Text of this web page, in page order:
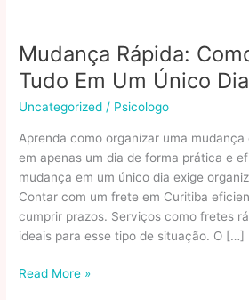
Mudança Rápida:
Tudo Em Um Único Dia
Uncategorized / Psicologo
Aprenda como organizar uma
em apenas um dia de forma prática e
mudança em um único dia exige
Contar com um frete em Curitiba
cumprir prazos. Serviços como fretes
ideais para esse tipo de situação. O […]
Mudança
Read More »